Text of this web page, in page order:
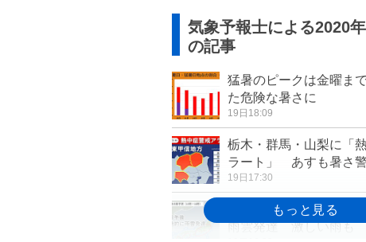
気象予報士による2020
の記事
猛暑のピークは金曜ま
た危険な暑さに
19日18:09
栃木・群馬・山梨に「
ラート」 あすも暑さ
19日17:30
20日も猛暑日続出 午
雨雲発達 激しい雨も